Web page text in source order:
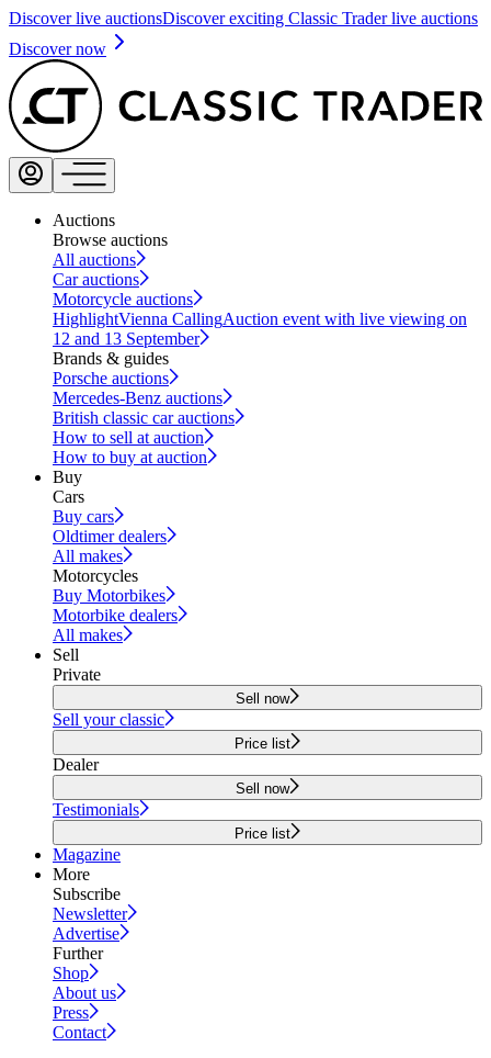
Discover live auctionsDiscover exciting Classic Trader live auctions
Discover now
Auctions
Browse auctions
All auctions
Car auctions
Motorcycle auctions
HighlightVienna CallingAuction event with live viewing on
12 and 13 September
Brands & guides
Porsche auctions
Mercedes-Benz auctions
British classic car auctions
How to sell at auction
How to buy at auction
Buy
Cars
Buy cars
Oldtimer dealers
All makes
Motorcycles
Buy Motorbikes
Motorbike dealers
All makes
Sell
Private
Sell now
Sell your classic
Price list
Dealer
Sell now
Testimonials
Price list
Magazine
More
Subscribe
Newsletter
Advertise
Further
Shop
About us
Press
Contact